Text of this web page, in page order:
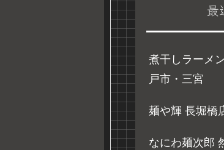
最
煮干しラーメ
戸市・三宮
麺や輝 長堀橋
なにわ麺次郎